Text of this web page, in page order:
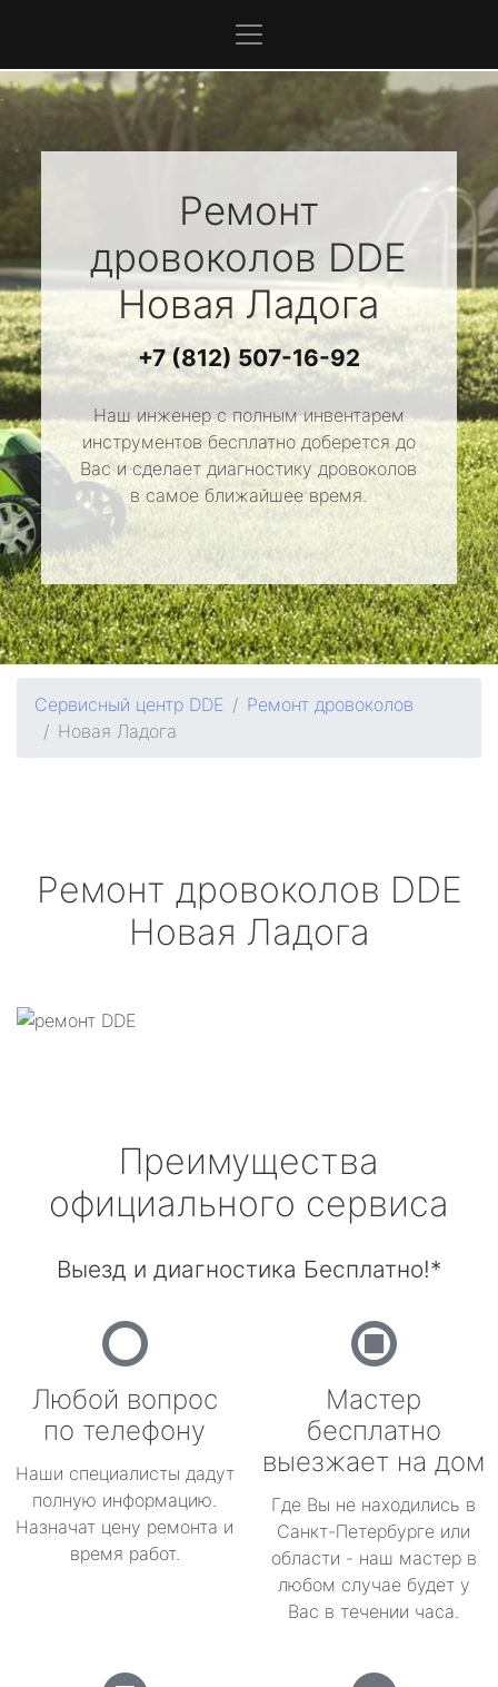
Ремонт
дровоколов DDE
Новая Ладога
+7 (812) 507-16-92
Наш инженер с полным инвентарем
инструментов бесплатно доберется до
Вас и сделает диагностику дровоколов
в самое ближайшее время.
Сервисный центр DDE
Ремонт дровоколов
Новая Ладога
Ремонт дровоколов DDE
Новая Ладога
Преимущества
официального сервиса
Выезд и диагностика Бесплатно!*
Любой вопрос
по телефону
Наши специалисты дадут
полную информацию.
Назначат цену ремонта и
время работ.
Мастер
бесплатно
выезжает на дом
Где Вы не находились в
Санкт-Петербурге или
области - наш мастер в
любом случае будет у
Вас в течении часа.